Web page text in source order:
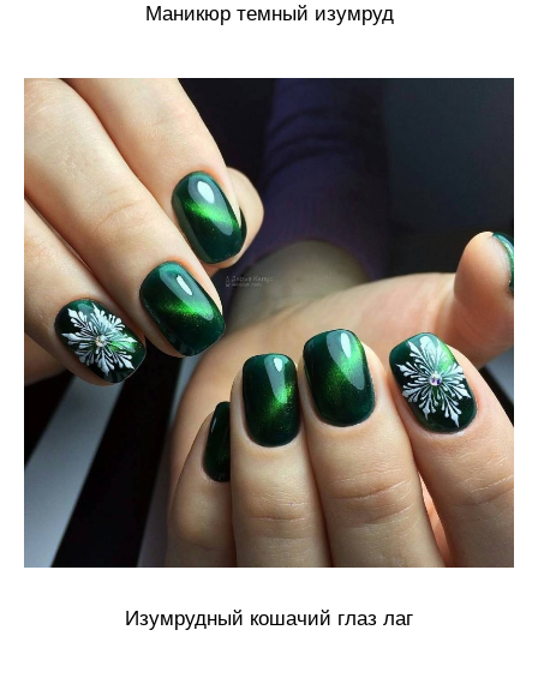
Маникюр темный изумруд
Изумрудный кошачий глаз лаг